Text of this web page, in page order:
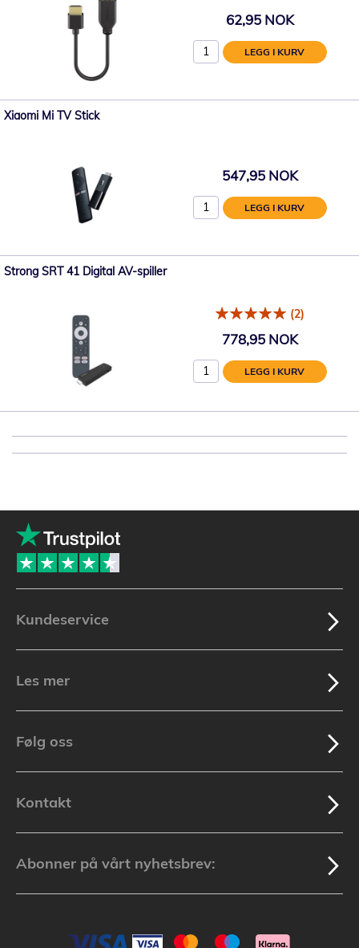
62,95 NOK
LEGG I KURV
Xiaomi Mi TV Stick
547,95 NOK
LEGG I KURV
Strong SRT 41 Digital AV-spiller
(2)
778,95 NOK
LEGG I KURV
Kundeservice
Les mer
Følg oss
Kontakt
Abonner på vårt nyhetsbrev: